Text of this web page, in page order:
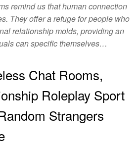
remind us that human connection
They offer a refuge for people who
relationship molds, providing an
can specific themselves…
Chat Rooms,
Roleplay Sport
Strangers